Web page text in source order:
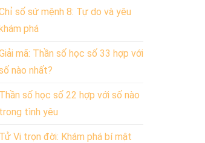
số sứ mệnh 8: Tự do và yêu
phá
mã: Thần số học số 33 hợp với
nào nhất?
Thần số học số 22 hợp với số nào
trong tình yêu
Tử Vi trọn đời: Khám phá bí mật